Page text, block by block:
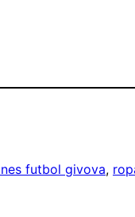
futbol givova,